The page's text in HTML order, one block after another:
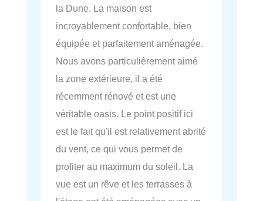
la Dune. La maison est
incroyablement confortable, bien
équipée et parfaitement aménagée.
Nous avons particulièrement aimé
la zone extérieure, il a été
récemment rénové et est une
véritable oasis. Le point positif ici
est le fait qu'il est relativement abrité
du vent, ce qui vous permet de
profiter au maximum du soleil. La
vue est un rêve et les terrasses à